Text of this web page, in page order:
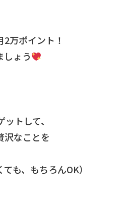
万ポイント！
しょう
トして、
沢なことを
も、もちろんOK）